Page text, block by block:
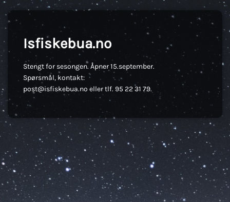
Isfiskebua.no
Stengt for sesongen. Åpner 15.september.
Spørsmål, kontakt:
post@isfiskebua.no eller tlf. 95 22 31 79.